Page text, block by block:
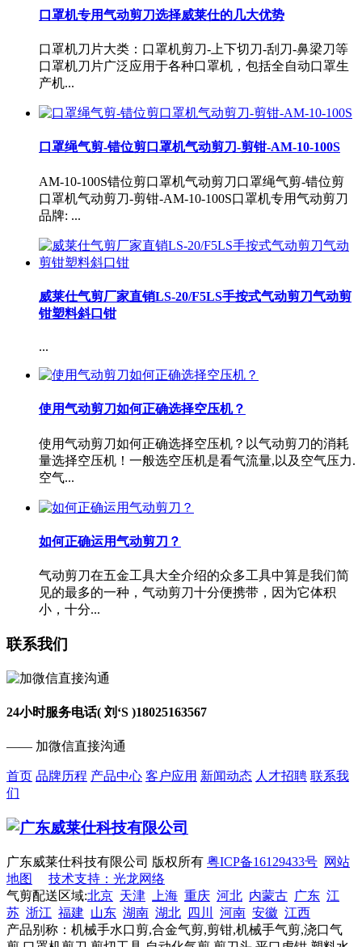
口罩机专用气动剪刀选择威莱仕的几大优势
口罩机刀片大类：口罩机剪刀-上下切刀-刮刀-鼻梁刀等
口罩机刀片广泛应用于各种口罩机，包括全自动口罩生
产机...
口罩绳气剪-错位剪口罩机气动剪刀-剪钳-AM-10-100S
AM-10-100S错位剪口罩机气动剪刀口罩绳气剪-错位剪
口罩机气动剪刀-剪钳-AM-10-100S口罩机专用气动剪刀
品牌: ...
威莱仕气剪厂家直销LS-20/F5LS手按式气动剪刀气动剪
钳塑料斜口钳
...
使用气动剪刀如何正确选择空压机？
使用气动剪刀如何正确选择空压机？以气动剪刀的消耗
量选择空压机！一般选空压机是看气流量,以及空气压力.
空气...
如何正确运用气动剪刀？
气动剪刀在五金工具大全介绍的众多工具中算是我们简
见的最多的一种，气动剪刀十分便携带，因为它体积
小，十分...
联系我们
24小时服务电话( 刘‘S )18025163567
—— 加微信直接沟通
首页 品牌历程 产品中心 客户应用 新闻动态 人才招聘 联系我
们
广东威莱仕科技有限公司 版权所有 粤ICP备16129433号 网站
地图
技术支持：光龙网络
气剪配送区域:北京 天津 上海 重庆 河北 内蒙古 广东 江
苏 浙江 福建 山东 湖南 湖北 四川 河南 安徽 江西
产品别称：机械手水口剪,合金气剪,剪钳,机械手气剪,浇口气